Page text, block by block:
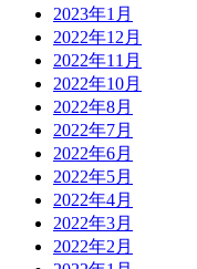
2023年1月
2022年12月
2022年11月
2022年10月
2022年8月
2022年7月
2022年6月
2022年5月
2022年4月
2022年3月
2022年2月